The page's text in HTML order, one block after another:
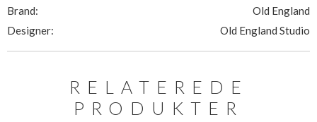
Brand:
Old England
Designer:
Old England Studio
RELATEREDE
PRODUKTER